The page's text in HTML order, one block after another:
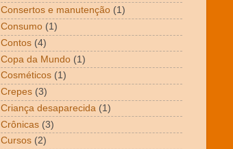
Consertos e manutenção (1)
Consumo (1)
Contos (4)
Copa da Mundo (1)
Cosméticos (1)
Crepes (3)
Criança desaparecida (1)
Crônicas (3)
Cursos (2)